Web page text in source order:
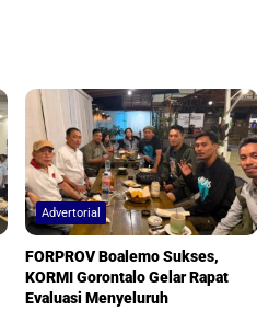
Advertorial
FORPROV Boalemo Sukses,
KORMI Gorontalo Gelar Rapat
Evaluasi Menyeluruh